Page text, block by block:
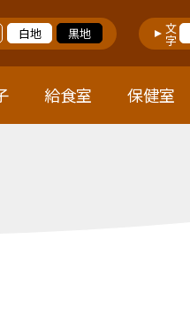
白地 黒地 文字
給食室 保健室